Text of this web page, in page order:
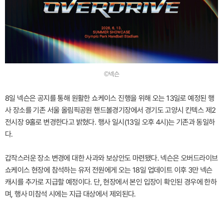
©넥슨
8일 넥슨은 공지를 통해 원활한 쇼케이스 진행을 위해 오는 13일로 예정된 행
사 장소를 기존 서울 올림픽공원 핸드볼경기장에서 경기도 고양시 킨텍스 제2
전시장 9홀로 변경한다고 밝혔다. 행사 일시(13일 오후 4시)는 기존과 동일하
다.
갑작스러운 장소 변경에 대한 사과와 보상안도 마련됐다. 넥슨은 오버드라이브
쇼케이스 현장에 참석하는 유저 전원에게 오는 18일 업데이트 이후 3만 넥슨
캐시를 추가로 지급할 예정이다. 단, 현장에서 본인 입장이 확인된 경우에 한하
며, 행사 미참석 시에는 지급 대상에서 제외된다.